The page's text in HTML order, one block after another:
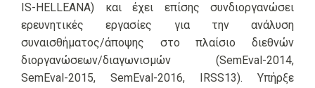
IS-HELLEANA) και έχει επίσης συνδιοργανώσει
ερευνητικές εργασίες για την ανάλυση
συναισθήματος/άποψης στο πλαίσιο διεθνών
διοργανώσεων/διαγωνισμών (SemEval-2014,
SemEval-2015, SemEval-2016, IRSS13). Υπήρξε